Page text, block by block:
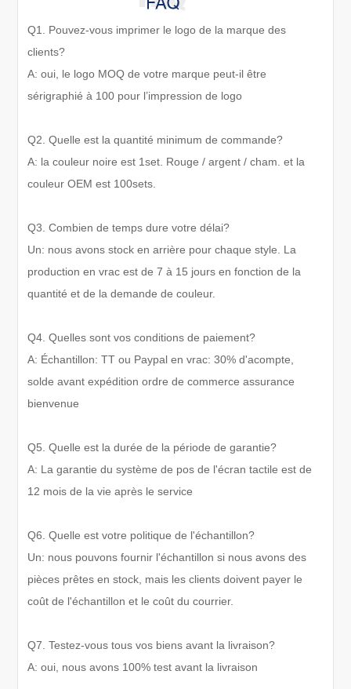
Q1. Pouvez-vous imprimer le logo de la marque des
clients?
A: oui, le logo MOQ de votre marque peut-il être
sérigraphié à 100 pour l’impression de logo
Q2. Quelle est la quantité minimum de commande?
A: la couleur noire est 1set. Rouge / argent / cham. et la
couleur OEM est 100sets.
Q3. Combien de temps dure votre délai?
Un: nous avons stock en arrière pour chaque style. La
production en vrac est de 7 à 15 jours en fonction de la
quantité et de la demande de couleur.
Q4. Quelles sont vos conditions de paiement?
A: Échantillon: TT ou Paypal en vrac: 30% d'acompte,
solde avant expédition ordre de commerce assurance
bienvenue
Q5. Quelle est la durée de la période de garantie?
A: La garantie du système de pos de l'écran tactile est de
12 mois de la vie après le service
Q6. Quelle est votre politique de l'échantillon?
Un: nous pouvons fournir l'échantillon si nous avons des
pièces prêtes en stock, mais les clients doivent payer le
coût de l'échantillon et le coût du courrier.
Q7. Testez-vous tous vos biens avant la livraison?
A: oui, nous avons 100% test avant la livraison